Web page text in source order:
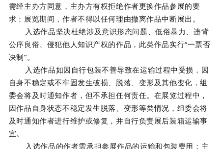
需经主办方同意，主办方有权拒绝作者更换作品参展的要
求；展览期间，作者不得以任何理由撤离作品中断展出。
入选作品坚决杜绝涉及意识形态问题、低俗暴力、违背
公序良俗、侵犯他人知识产权的作品，此类作品实行“一票否
决制”。
入选作品如因自行包装不善导致在运输过程中受损，因
自身不稳定或不牢固发生破损、脱落、变形及其他变化，组
委会将及时通知作者，但不承担任何责任。在展览过程中，
因作品自身状态不稳定发生脱落、变形等类情况，组委会将
及时通知作者进行维护或修复，并自行负责展后装箱运输事
宜。
入选作品的作者需承担参展作品的运输和包装费用；主